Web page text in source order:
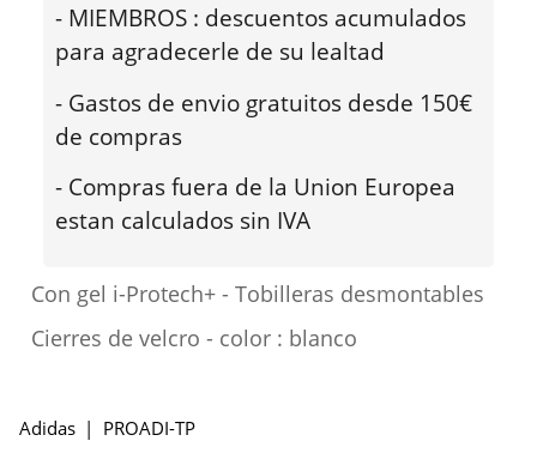
- MIEMBROS : descuentos acumulados
para agradecerle de su lealtad
- Gastos de envio gratuitos desde 150€
de compras
- Compras fuera de la Union Europea
estan calculados sin IVA
Con gel i-Protech+ - Tobilleras desmontables
Cierres de velcro - color : blanco
Adidas PROADI-TP